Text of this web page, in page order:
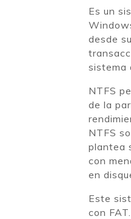
Es un
desde
sistema
NTFS
de la
NTFS
plantea
con
en
Este
con